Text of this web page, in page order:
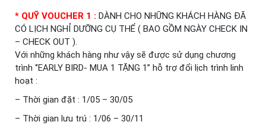
* QUỸ VOUCHER 1 : DÀNH CHO NHỮNG KHÁCH HÀNG ĐÃ
CÓ LỊCH NGHỈ DƯỠNG CỤ THỂ ( BAO GỒM NGÀY CHECK IN
– CHECK OUT ).
Với những khách hàng như vậy sẽ được sử dụng chương
trình ‘’EARLY BIRD- MUA 1 TẶNG 1’’ hỗ trợ đổi lịch trình linh
hoạt :
– Thời gian đặt : 1/05 – 30/05
– Thời gian lưu trú : 1/06 – 30/11